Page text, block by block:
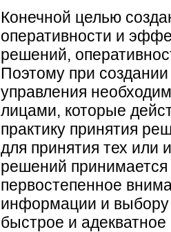
Конечной целью
оперативности и
решений,
Поэтому при
управления
лицами, которые
практику принятия
для принятия тех
решений
первостепенное
информации и выбору
быстрое и адекватное